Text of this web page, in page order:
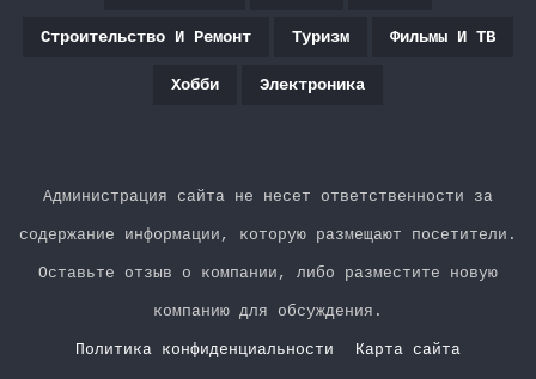
Строительство И Ремонт Туризм Фильмы И ТВ
Хобби Электроника
Администрация сайта не несет ответственности за
содержание информации, которую размещают посетители.
Оставьте отзыв о компании, либо разместите новую
компанию для обсуждения.
Политика конфиденциальности Карта сайта